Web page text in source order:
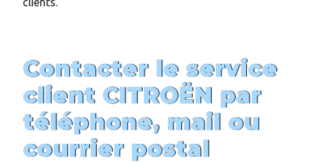
Contacter le service
client CITROËN par
téléphone, mail ou
courrier postal